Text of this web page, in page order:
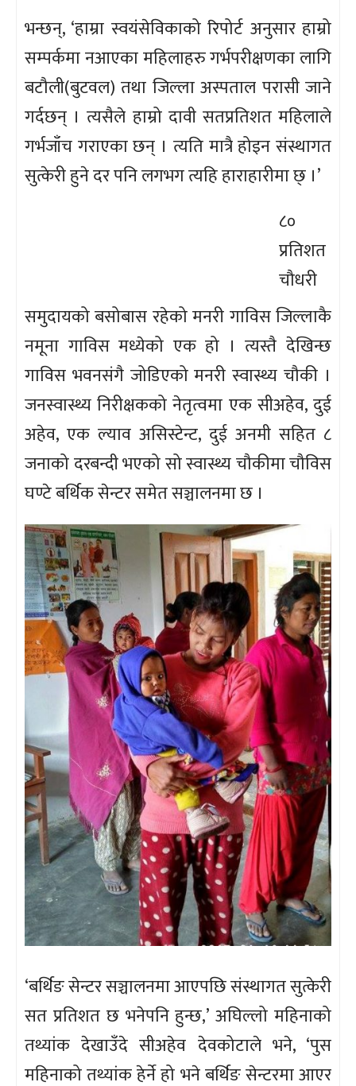
भन्छन्, ‘हाम्रा स्वयंसेविकाको रिपोर्ट अनुसार हाम्रो
सम्पर्कमा नआएका महिलाहरु गर्भपरीक्षणका लागि
बटौली(बुटवल) तथा जिल्ला अस्पताल परासी जाने
गर्दछन् । त्यसैले हाम्रो दावी सतप्रतिशत महिलाले
गर्भजाँच गराएका छन् । त्यति मात्रै होइन संस्थागत
सुत्केरी हुने दर पनि लगभग त्यहि हाराहारीमा छ् ।’
८०
प्रतिशत
चौधरी
समुदायको बसोबास रहेको मनरी गाविस जिल्लाकै
नमूना गाविस मध्येको एक हो । त्यस्तै देखिन्छ
गाविस भवनसंगै जोडिएको मनरी स्वास्थ्य चौकी ।
जनस्वास्थ्य निरीक्षकको नेतृत्वमा एक सीअहेव, दुई
अहेव, एक ल्याव असिस्टेन्ट, दुई अनमी सहित ८
जनाको दरबन्दी भएको सो स्वास्थ्य चौकीमा चौविस
घण्टे बर्थिक सेन्टर समेत सञ्चालनमा छ ।
‘बर्थिङ सेन्टर सञ्चालनमा आएपछि संस्थागत सुत्केरी
सत प्रतिशत छ भनेपनि हुन्छ,’ अघिल्लो महिनाको
तथ्यांक देखाउँदे सीअहेव देवकोटाले भने, ‘पुस
महिनाको तथ्यांक हेर्ने हो भने बर्थिङ सेन्टरमा आएर